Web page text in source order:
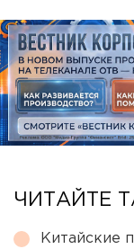
ЧИТАЙТЕ
Китайские